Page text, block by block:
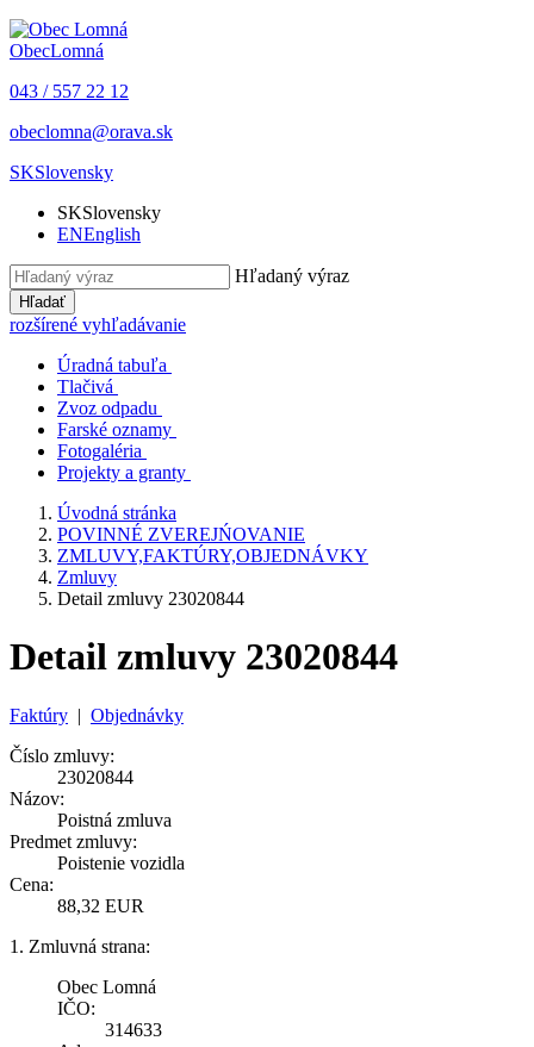
ObecLomná
043 / 557 22 12
obeclomna@orava.sk
SKSlovensky
SKSlovensky
ENEnglish
Hľadaný výraz
Hľadať
rozšírené vyhľadávanie
Úradná tabuľa
Tlačivá
Zvoz odpadu
Farské oznamy
Fotogaléria
Projekty a granty
Úvodná stránka
POVINNÉ ZVEREJŃOVANIE
ZMLUVY,FAKTÚRY,OBJEDNÁVKY
Zmluvy
Detail zmluvy 23020844
Detail zmluvy 23020844
Faktúry | Objednávky
Číslo zmluvy:
23020844
Názov:
Poistná zmluva
Predmet zmluvy:
Poistenie vozidla
Cena:
88,32 EUR
1. Zmluvná strana:
Obec Lomná
IČO:
314633